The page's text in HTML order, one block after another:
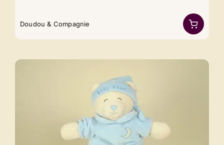
Doudou & Compagnie